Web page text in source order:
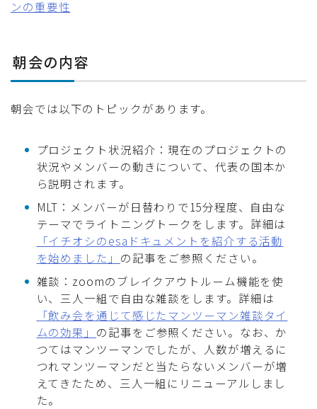
ンの重要性
朝会の内容
朝会では以下のトピックがあります。
プロジェクト状況紹介：現在のプロジェクトの
状況やメンバーの動きについて、代表の国本か
ら説明されます。
MLT：メンバーが日替わりで15分程度、自由な
テーマでライトニングトークをします。詳細は
「イチオシのesaドキュメントを紹介する活動
を始めました」 の記事をご参照ください。
雑談：zoomのブレイクアウトルーム機能を使
い、三人一組で自由な雑談をします。詳細は
「飲み会を通じて感じたマンツーマン雑談タイ
ムの効果」 の記事をご参照ください。なお、か
つてはマンツーマンでしたが、人数が増えるに
つれマンツーマンだと当たらないメンバーが増
えてきたため、三人一組にリニューアルしまし
た。